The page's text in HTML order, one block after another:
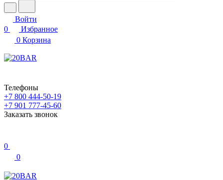
Войти
0
Избранное
0 Корзина
Телефоны
+7 800 444-50-19
+7 901 777-45-60
Заказать звонок
0
0